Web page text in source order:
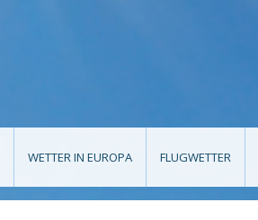
WETTER IN EUROPA FLUGWETTER